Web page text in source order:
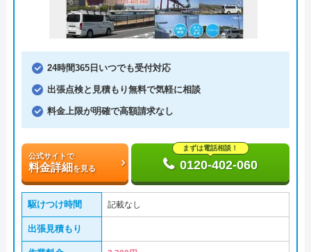
24時間365日いつでも受付対応
出張点検と見積もり無料で気軽に相談
料金上限が明確で高額請求なし
公式サイトで
料金詳細を見る
まずは電話相談！
0120-402-060
駆けつけ時間 記載なし
出張見積もり